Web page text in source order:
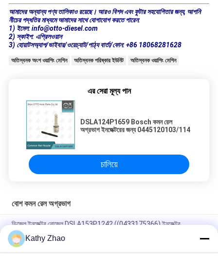
আমাদের অন্যান্য পণ্য তালিকাও রয়েছে। আরও বিশদ এবং ফুটার সহযোগিতার জন্য, আপনি
নীচের পদ্ধতির মাধ্যমে আমাদের সাথে যোগাযোগ করতে পারেন:
1) ইমেল: info@otto-diesel.com
2) স্কাইপ: এপ্রিলওয়ান
3) হোয়াটসঅ্যাপ/ভাইবার/ওয়েচ্যাট/পাঠ্য বার্তা/ফোন: +86 18068281628
অতিস্বনক অংশ ওয়াশিং মেশিন অতিস্বনক পরিষ্কার ইউনিট অতিস্বনক ওয়াশিং মেশিন
এর সেরা মূল্য পান
DSLA124P1659 Bosch কমন রেল
অগ্রভাগ ইনজেক্টরের জন্য 0445120103/114
চালিয়ে
বোশ কমন রেল অগ্রভাগ
ডিজেল ইনজেক্টর নোজেল DSLA153P1242 ((0433175366) ইনজেক্টর
0445110139/140,0986435107/180 এর জন্য
DLLA141P2146 ইনজেক্টরগুলির জন্য সাধারণ রেল ইনজেক্টর নল 0445120134
Kathy Zhao